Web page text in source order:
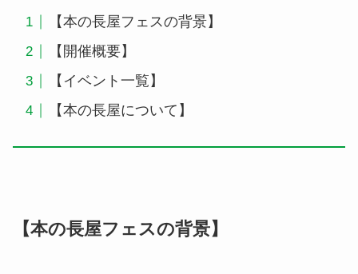
【本の長屋フェスの背景】
【開催概要】
【イベント一覧】
【本の長屋について】
【本の長屋フェスの背景】